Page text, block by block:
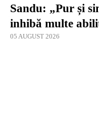
Sandu: „Pur și
inhibă multe
05 AUGUST 2026